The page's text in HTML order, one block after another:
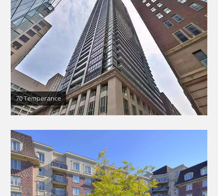
70 Temperance